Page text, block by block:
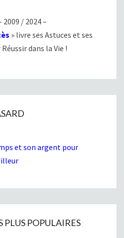
2009 / 2024 –
» livre ses Astuces et ses
dans la Vie !
et son argent pour
PLUS POPULAIRES